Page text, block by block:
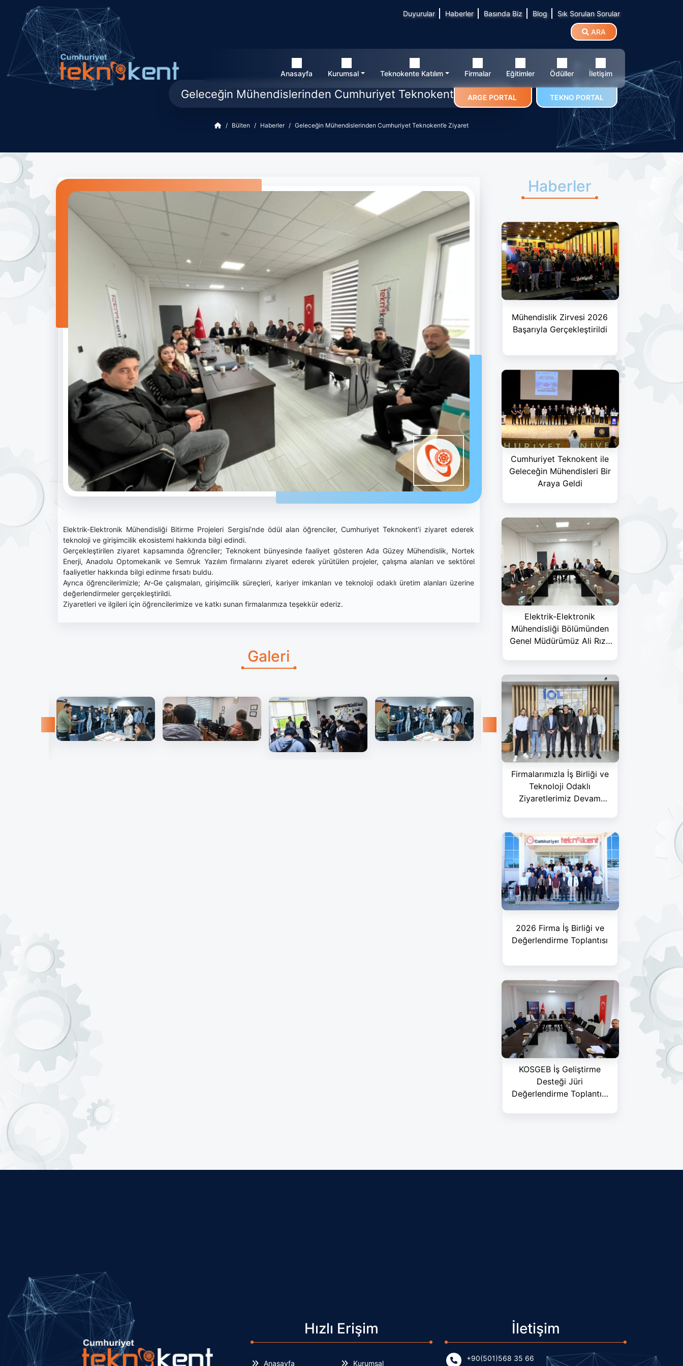
Duyurular Haberler Basında Biz Blog Sık Sorulan Sorular
ARA
Anasayfa Kurumsal Teknokente Katılım Firmalar Eğitimler Ödüller İletişim
ARGE PORTAL TEKNO PORTAL
Geleceğin Mühendislerinden Cumhuriyet Teknokent’e Ziyaret
Bülten Haberler Geleceğin Mühendislerinden Cumhuriyet Teknokent’e Ziyaret
Elektrik-Elektronik Mühendisliği Bitirme Projeleri Sergisi’nde ödül alan öğrenciler, Cumhuriyet Teknokent’i ziyaret ederek
teknoloji ve girişimcilik ekosistemi hakkında bilgi edindi.
Gerçekleştirilen ziyaret kapsamında öğrenciler; Teknokent bünyesinde faaliyet gösteren Ada Güzey Mühendislik, Nortek
Enerji, Anadolu Optomekanik ve Semruk Yazılım firmalarını ziyaret ederek yürütülen projeler, çalışma alanları ve sektörel
faaliyetler hakkında bilgi edinme fırsatı buldu.
Ayrıca öğrencilerimizle; Ar-Ge çalışmaları, girişimcilik süreçleri, kariyer imkanları ve teknoloji odaklı üretim alanları üzerine
değerlendirmeler gerçekleştirildi.
Ziyaretleri ve ilgileri için öğrencilerimize ve katkı sunan firmalarımıza teşekkür ederiz.
Galeri
Haberler
Mühendislik Zirvesi 2026
Başarıyla Gerçekleştirildi
Cumhuriyet Teknokent ile
Geleceğin Mühendisleri Bir
Araya Geldi
Elektrik-Elektronik
Mühendisliği Bölümünden
Genel Müdürümüz Ali Rıza
Firmalarımızla İş Birliği ve
Teknoloji Odaklı
Ziyaretlerimiz Devam
2026 Firma İş Birliği ve
Değerlendirme Toplantısı
KOSGEB İş Geliştirme
Desteği Jüri
Değerlendirme Toplantısı
Hızlı Erişim
Anasayfa Kurumsal
İletişim
+90(501)568 35 66